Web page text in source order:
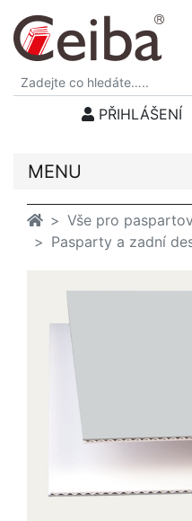
PŘIHLÁŠENÍ
MENU
Vše pro
Pasparty a zadní